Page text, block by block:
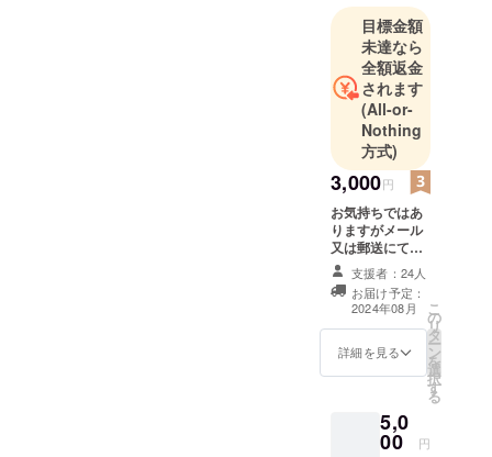
復興するた
め、クラウ
ドファン
ディングに
挑戦しま
す。ご支援
のほどどう
ぞよろしく
お願いいた
します！
目標金額
未達なら
全額返金
されます
(All-or-
Nothing
方式)
3,000円
お気持ちではあ
りますがメール
又は郵送にて御
礼のメッセージ
を贈らせて頂き
ます。
支援者：24人
お届け予定：
2024年08月
詳細を見る
こ
の
リ
タ
ー
ン
を
選
択
す
る
5,0
00 円